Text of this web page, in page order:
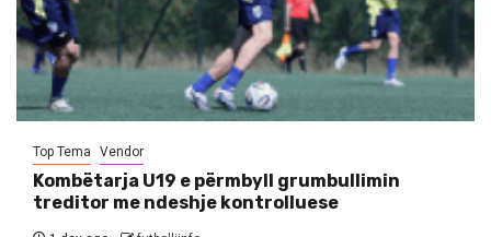
Top Tema Vendor
Kombëtarja U19 e përmbyll grumbullimin
treditor me ndeshje kontrolluese